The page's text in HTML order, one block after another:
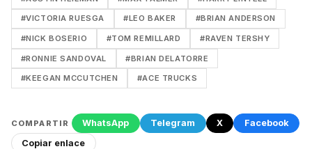
#VICTORIA RUESGA #LEO BAKER #BRIAN ANDERSON
#NICK BOSERIO #TOM REMILLARD #RAVEN TERSHY
#RONNIE SANDOVAL #BRIAN DELATORRE
#KEEGAN MCCUTCHEN #ACE TRUCKS
COMPARTIR WhatsApp Telegram X
Facebook
Copiar enlace